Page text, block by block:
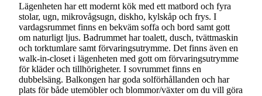
Lägenheten har ett modernt kök med ett matbord och fyra
stolar, ugn, mikrovågsugn, diskho, kylskåp och frys. I
vardagsrummet finns en bekväm soffa och bord samt gott
om naturligt ljus. Badrummet har toalett, dusch, tvättmaskin
och torktumlare samt förvaringsutrymme. Det finns även en
walk-in-closet i lägenheten med gott om förvaringsutrymme
för kläder och tillhörigheter. I sovrummet finns en
dubbelsäng. Balkongen har goda solförhållanden och har
plats för både utemöbler och blommor/växter om du vill göra